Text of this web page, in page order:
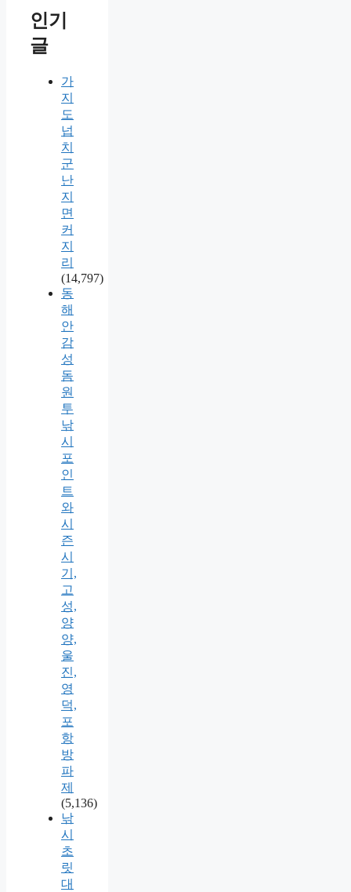
인기
글
가
지
도
넙
치
군
난
지
면
커
지
리
(14,797)
동
해
안
감
성
돔
원
투
낚
시
포
인
트
와
시
즌
시
기,
고
성,
양
양,
울
진,
영
덕,
포
항
방
파
제
(5,136)
낚
시
초
릿
대